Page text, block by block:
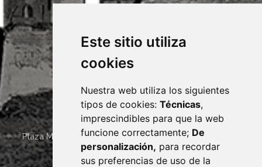
Este sitio utiliza
cookies
Nuestra web utiliza los siguientes
tipos de cookies: Técnicas,
imprescindibles para que la web
funcione correctamente; De
personalización, para recordar
sus preferencias de uso de la
Plaza Mayor 4 22400 MONZÓN - ARAGÓN (ESPAÑA)
· (34) 974 400 700 ·
sac@monzon.es